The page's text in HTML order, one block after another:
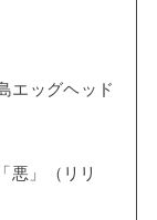
エッグヘッド
悪」（リリ